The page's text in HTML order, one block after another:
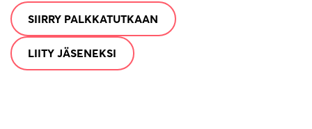
SIIRRY PALKKATUTKAAN
LIITY JÄSENEKSI